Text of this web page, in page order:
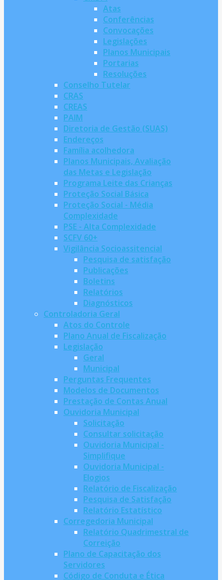
Atas
Conferências
Convocações
Legislações
Planos Municipais
Portarias
Resoluções
Conselho Tutelar
CRAS
CREAS
PAIM
Diretoria de Gestão (SUAS)
Endereços
Família acolhedora
Planos Municipais, Avaliação
das Metas e Legislação
Programa Leite das Crianças
Proteção Social Básica
Proteção Social - Média
Complexidade
PSE - Alta Complexidade
SCFV 60+
Vigilância Socioassitencial
Pesquisa de satisfação
Publicações
Boletins
Relatórios
Diagnósticos
Controladoria Geral
Atos do Controle
Plano Anual de Fiscalização
Legislação
Geral
Municipal
Perguntas Frequentes
Modelos de Documentos
Prestação de Contas Anual
Ouvidoria Municipal
Solicitação
Consultar solicitação
Ouvidoria Municipal -
Simplifique
Ouvidoria Municipal -
Elogios
Relatório de Fiscalização
Pesquisa de Satisfação
Relatório Estatístico
Corregedoria Municipal
Relatório Quadrimestral de
Correição
Plano de Capacitação dos
Servidores
Código de Conduta e Ética